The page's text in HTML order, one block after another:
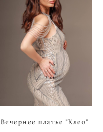
Вечернее платье "Клео"